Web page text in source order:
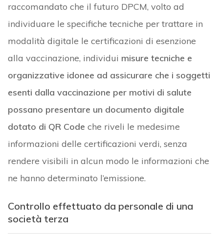
raccomandato che il futuro DPCM, volto ad
individuare le specifiche tecniche per trattare in
modalità digitale le certificazioni di esenzione
alla vaccinazione, individui misure tecniche e
organizzative idonee ad assicurare che i soggetti
esenti dalla vaccinazione per motivi di salute
possano presentare un documento digitale
dotato di QR Code che riveli le medesime
informazioni delle certificazioni verdi, senza
rendere visibili in alcun modo le informazioni che
ne hanno determinato l’emissione.
Controllo effettuato da personale di una
società terza